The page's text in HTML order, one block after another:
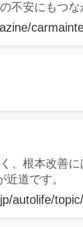
不安にもつな
、根本改善
道です。
autolife/